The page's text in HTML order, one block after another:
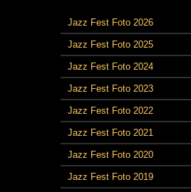
Jazz Fest Foto 2026
Jazz Fest Foto 2025
Jazz Fest Foto 2024
Jazz Fest Foto 2023
Jazz Fest Foto 2022
Jazz Fest Foto 2021
Jazz Fest Foto 2020
Jazz Fest Foto 2019